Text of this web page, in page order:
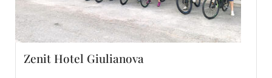
Zenit Hotel Giulianova